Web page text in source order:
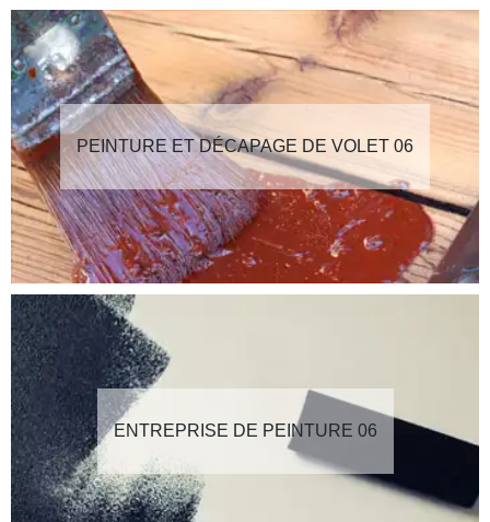
PEINTURE ET DÉCAPAGE DE VOLET 06
ENTREPRISE DE PEINTURE 06